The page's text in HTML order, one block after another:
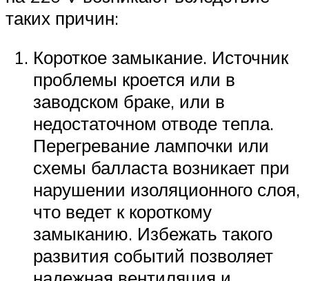
таких причин:
Короткое замыкание. Источник
проблемы кроется или в
заводском браке, или в
недостаточном отводе тепла.
Перегревание лампочки или
схемы балласта возникает при
нарушении изоляционного слоя,
что ведет к короткому
замыканию. Избежать такого
развития событий позволяет